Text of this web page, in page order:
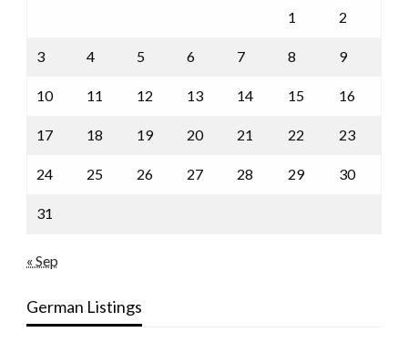
1 2
3 4 5 6 7 8 9
10 11 12 13 14 15 16
17 18 19 20 21 22 23
24 25 26 27 28 29 30
31
« Sep
German Listings